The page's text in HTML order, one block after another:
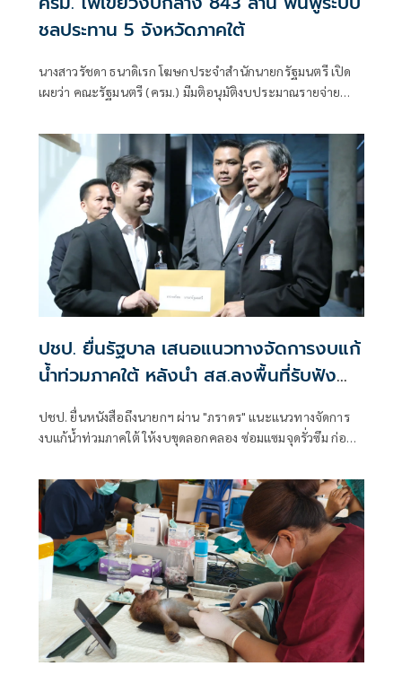
ชลประทาน 5 จังหวัดภาคใต้
นางสาวรัชดา ธนาดิเรก โฆษกประจำสำนักนายกรัฐมนตรี เปิด
เผยว่า คณะรัฐมนตรี (ครม.) มีมติอนุมัติงบประมาณรายจ่าย
จ่ายเพื่อกรณีฉุกเฉินหรือจำเป็น วงเงิน 843.26 ล้านบาท ให้กรม
ชลประทา
ปชป. ยื่นรัฐบาล เสนอแนวทางจัดการงบแก้
น้ำท่วมภาคใต้ หลังนำ สส.ลงพื้นที่รับฟัง
ประชาชน
ปชป. ยื่นหนังสือถึงนายกฯ ผ่าน "ภราดร" แนะแนวทางจัดการ
งบแก้น้ำท่วมภาคใต้ ให้งบขุดลอกคลอง ซ่อมแซมจุดรั่วซึม ก่อน
ระบบ - ออกสินเชื่อดอกเบี้ยต่ำ